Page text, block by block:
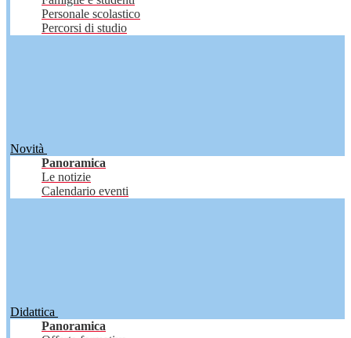
Personale scolastico
Percorsi di studio
Novità
Panoramica
Le notizie
Calendario eventi
Didattica
Panoramica